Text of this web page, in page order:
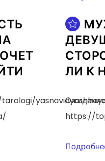
ЛИ К
Ожидание
https://